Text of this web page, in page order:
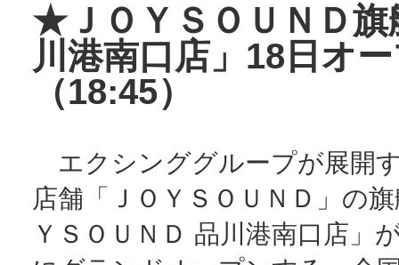
★ＪＯＹＳＯＵＮＤ旗
川港南口店」18日オ
（18:45）
エクシンググループが展開
店舗「ＪＯＹＳＯＵＮＤ」の
ＹＳＯＵＮＤ 品川港南口店」